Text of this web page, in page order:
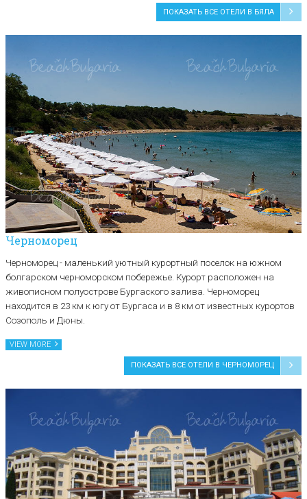
ПОКАЗАТЬ ВСЕ ОТЕЛИ В БЯЛА
Черноморец
Черноморец - маленький уютный курортный поселок на южном
болгарском черноморском побережье. Курорт расположен на
живописном полуострове Бургаского залива. Черноморец
находится в 23 км к югу от Бургаса и в 8 км от известных курортов
Созополь и Дюны.
VIEW MORE
ПОКАЗАТЬ ВСЕ ОТЕЛИ В ЧЕРНОМОРЕЦ